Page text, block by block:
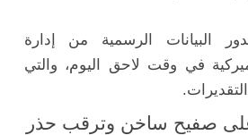
البيانات الرسمية من إدارة
في وقت لاحق اليوم، والتي
صفيح ساخن وترقب حذر